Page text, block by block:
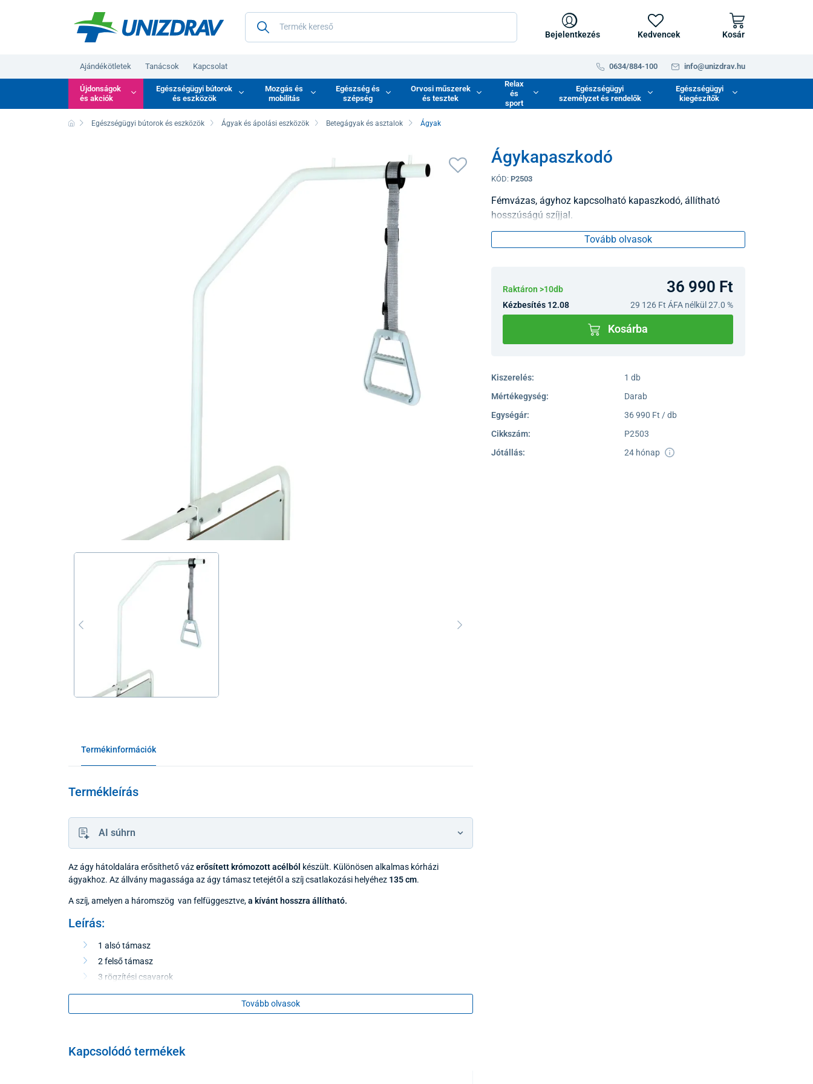
Bejelentkezés Kedvencek Kosár
Ajándékötletek Tanácsok Kapcsolat 0634/884-100 info@unizdrav.hu
Újdonságok
és akciók
Egészségügyi bútorok
és eszközök
Mozgás és
mobilitás
Egészség és
szépség
Orvosi műszerek
és tesztek
Relax
és
sport
Egészségügyi
személyzet és rendelők
Egészségügyi
kiegészítők
Egészségügyi bútorok és eszközök Ágyak és ápolási eszközök Betegágyak és asztalok Ágyak
Ágykapaszkodó
KÓD: P2503
Fémvázas, ágyhoz kapcsolható kapaszkodó, állítható
hosszúságú szíjjal.
Tovább olvasok
Raktáron >10db 36 990 Ft
Kézbesítés 12.08 29 126 Ft ÁFA nélkül 27.0 %
Kosárba
Kiszerelés:
1 db
Mértékegység:
Darab
Egységár:
36 990 Ft / db
Cikkszám:
P2503
Jótállás:
24 hónap
Termékinformációk
Termékleírás
AI súhrn
Az ágy hátoldalára erősíthető vázerősített krómozott acélból készült. Különösen alkalmas kórházi
ágyakhoz. Az állvány magassága az ágy támasz tetejétől a szíj csatlakozási helyéhez 135 cm.
A szíj, amelyen a háromszög van felfüggesztve,a kívánt hosszra állítható.
Leírás:
1 alsó támasz
2 felső támasz
3 rögzítési csavarok
Tovább olvasok
Kapcsolódó termékek